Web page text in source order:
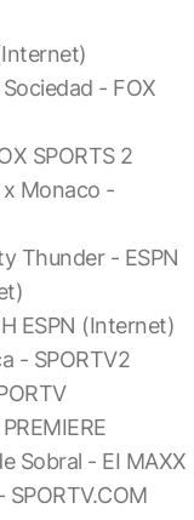
- FOX
SPORTS 2
x Monaco -
Thunder - ESPN
ESPN (Internet)
- SPORTV2
Sobral - EI MAXX